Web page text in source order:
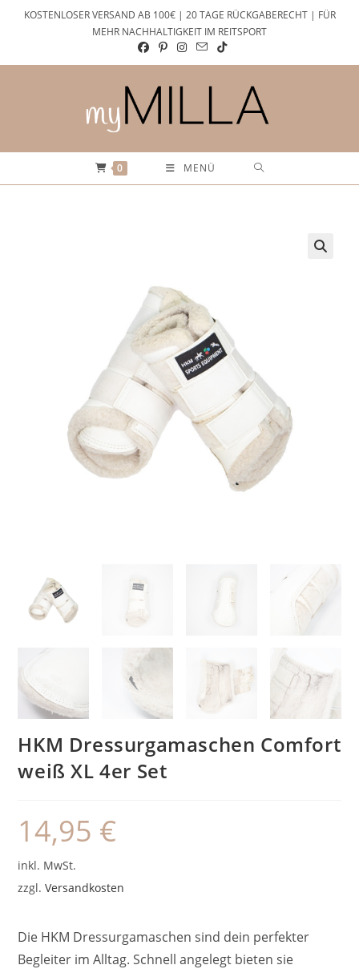
KOSTENLOSER VERSAND AB 100€ | 20 TAGE RÜCKGABERECHT | FÜR
MEHR NACHHALTIGKEIT IM REITSPORT
0 MENÜ
HKM Dressurgamaschen Comfort
weiß XL 4er Set
14,95 €
inkl. MwSt.
zzgl.Versandkosten
Die HKM Dressurgamaschen sind dein perfekter
Begleiter im Alltag. Schnell angelegt bieten sie